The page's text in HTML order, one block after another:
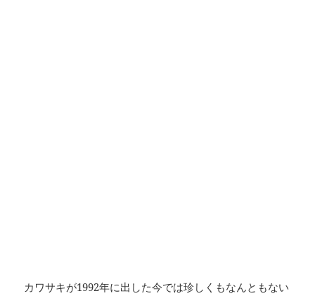
カワサキが1992年に出した今では珍しくもなんともない